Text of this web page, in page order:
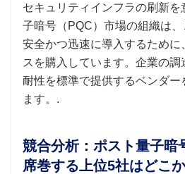
セキュリティインフラの刷新
子暗号（PQC）市場の組織は
安全かつ迅速に導入するため
スを購入しています。企業の
耐性を標準で提供するベンダー
ます。.
競合分析：ポスト量子暗
席巻する上位5社はどこ